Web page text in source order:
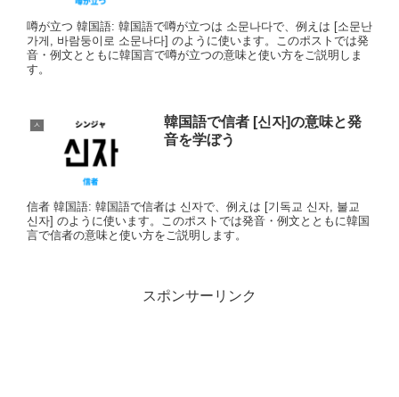
噂が立つ 韓国語: 韓国語で噂が立つは 소문나다で、例えは [소문난
가게, 바람둥이로 소문나다] のように使います。このポストでは発
音・例文とともに韓国言で噂が立つの意味と使い方をご説明しま
す。
ㅅ
韓国語で信者 [신자]の意味と発
音を学ぼう
信者 韓国語: 韓国語で信者は 신자で、例えは [기독교 신자, 불교
신자] のように使います。このポストでは発音・例文とともに韓国
言で信者の意味と使い方をご説明します。
スポンサーリンク